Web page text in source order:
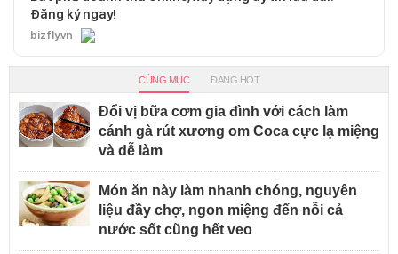
Đăng ký ngay!
bizfly.vn
CÙNG MỤC ĐANG HOT
Đổi vị bữa cơm gia đình với cách làm
cánh gà rút xương om Coca cực lạ miệng
và dễ làm
Món ăn này làm nhanh chóng, nguyên
liệu đầy chợ, ngon miệng đến nỗi cả
nước sốt cũng hết veo